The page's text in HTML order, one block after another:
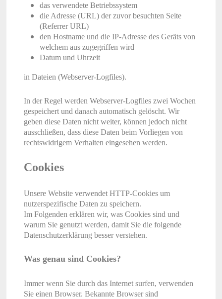
das verwendete Betriebssystem
die Adresse (URL) der zuvor besuchten Seite
(Referrer URL)
den Hostname und die IP-Adresse des Geräts von
welchem aus zugegriffen wird
Datum und Uhrzeit
in Dateien (Webserver-Logfiles).
In der Regel werden Webserver-Logfiles zwei Wochen
gespeichert und danach automatisch gelöscht. Wir
geben diese Daten nicht weiter, können jedoch nicht
ausschließen, dass diese Daten beim Vorliegen von
rechtswidrigem Verhalten eingesehen werden.
Cookies
Unsere Website verwendet HTTP-Cookies um
nutzerspezifische Daten zu speichern.
Im Folgenden erklären wir, was Cookies sind und
warum Sie genutzt werden, damit Sie die folgende
Datenschutzerklärung besser verstehen.
Was genau sind Cookies?
Immer wenn Sie durch das Internet surfen, verwenden
Sie einen Browser. Bekannte Browser sind